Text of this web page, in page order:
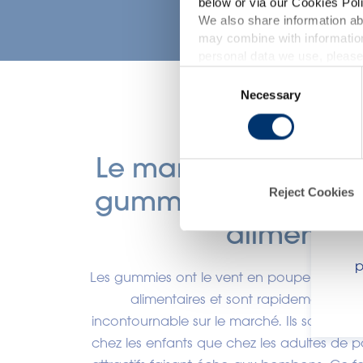
We also share information
may combine with
Necessary
Reject Cookies
Le marché de la
gummies pour les
Les gummies ont le vent en poupe dans
alimentaires et sont rapidement
incontournable sur le marché. Ils sont
chez les enfants que chez les adultes de